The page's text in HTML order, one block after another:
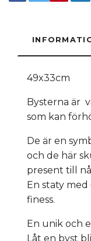
49x33cm
Bysterna är
som kan
De är en
och de här
present till
En staty
finess.
En unik och
Låt en byst